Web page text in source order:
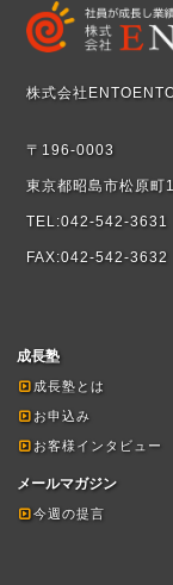
株式会社
〒196-0003
東京都昭島市松原
TEL:042-542-3631
FAX:042-542-3632
成長塾
成長塾とは
お申込み
お客様インタビュー
メールマガジン
今週の提言